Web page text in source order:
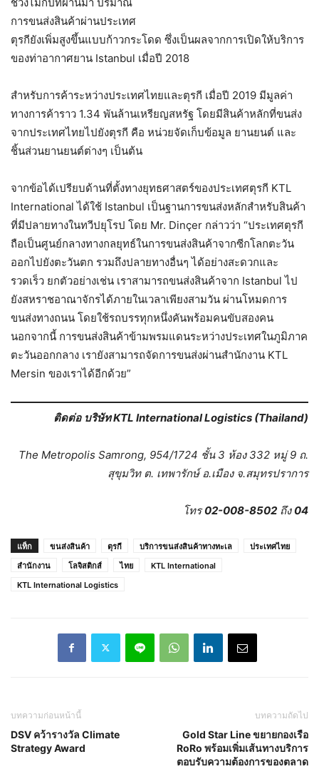
ช่วงไม่กี่ปีที่ผ่านมา ปริมาณ
การขนส่งสินค้าผ่านประเทศ
ตุรกียังเพิ่มสูงขึ้นแบบก้าวกระโดด ซึ่งเป็นผลจากการเปิดให้บริการ
ของท่าอากาศยาน Istanbul เมื่อปี 2018
สำหรับการค้าระหว่างประเทศไทยและตุรกี เมื่อปี 2019 มีมูลค่า
ทางการค้าราว 1.34 พันล้านเหรียญสหรัฐ โดยมีสินค้าหลักที่ขนส่ง
จากประเทศไทยไปยังตุรกี คือ หน่วยจัดเก็บข้อมูล ยานยนต์ และ
ชิ้นส่วนยานยนต์ต่างๆ เป็นต้น
จากข้อได้เปรียบด้านที่ตั้งทางยุทธศาสตร์ของประเทศตุรกี KTL
International ได้ใช้ Istanbul เป็นฐานการขนส่งหลักสำหรับสินค้า
ที่มีปลายทางในทวีปยุโรป โดย Mr. Dinçer กล่าวว่า “ประเทศตุรกี
ถือเป็นศูนย์กลางทางกลยุทธ์ในการขนส่งสินค้าจากซีกโลกตะวัน
ออกไปยังตะวันตก รวมถึงปลายทางอื่นๆ ได้อย่างสะดวกและ
รวดเร็ว ยกตัวอย่างเช่น เราสามารถขนส่งสินค้าจาก Istanbul ไป
ยังสหราชอาณาจักรได้ภายในเวลาเพียงสามวัน ผ่านโหมดการ
ขนส่งทางถนน โดยใช้รถบรรทุกหนึ่งคันพร้อมคนขับสองคน
นอกจากนี้ การขนส่งสินค้าข้ามพรมแดนระหว่างประเทศในภูมิภาค
ตะวันออกกลาง เรายังสามารถจัดการขนส่งผ่านสำนักงาน KTL
Mersin ของเราได้อีกด้วย”
ติดต่อ บริษัท KTL International Logistics (Thailand)
The Metropolis Samrong, 954/1724 ชั้น 3 ห้อง 332 หมู่ 9 ถ.
สุขุมวิท ต. เทพารักษ์ อ.เมือง จ.สมุทรปราการ
โทร02-008-8502 ถึง04
แท็ก ขนส่งสินค้า ตุรกี บริการขนส่งสินค้าทางทะเล
ประเทศไทย
สำนักงาน
โลจิสติกส์ ไทย
KTL International
KTL International Logistics
บทความก่อนหน้านี้
DSV คว้ารางวัล Climate
Strategy Award
บทความถัดไป
Gold Star Line ขยายกองเรือ
RoRo พร้อมเพิ่มเส้นทางบริการ
ตอบรับความต้องการของตลาด